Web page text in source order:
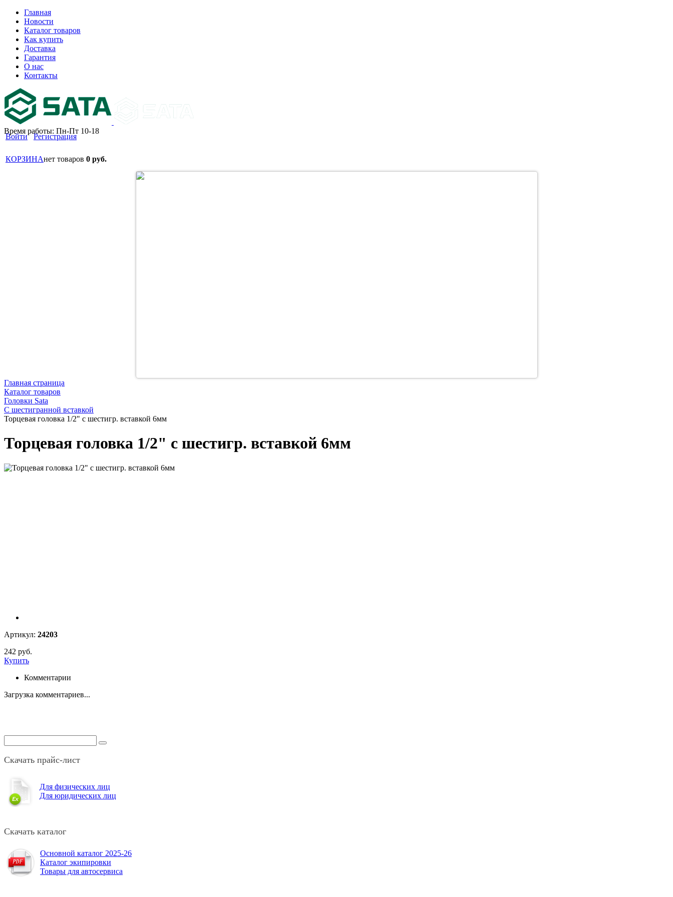
Главная
Новости
Каталог товаров
Как купить
Доставка
Гарантия
О нас
Контакты
Время работы: Пн-Пт 10-18
Войти Регистрация
КОРЗИНАнет товаров 0 руб.
Главная страница
Каталог товаров
Головки Sata
С шестигранной вставкой
Торцевая головка 1/2" с шестигр. вставкой 6мм
Торцевая головка 1/2" с шестигр. вставкой 6мм
Артикул: 24203
242 руб.
Купить
Комментарии
Загрузка комментариев...
Скачать прайс-лист
Для физических лиц
Для юридических лиц
Скачать каталог
Основной каталог 2025-26
Каталог экипировки
Товары для автосервиса